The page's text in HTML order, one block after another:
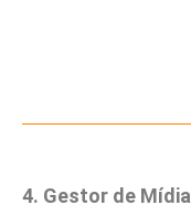
4. Gestor de